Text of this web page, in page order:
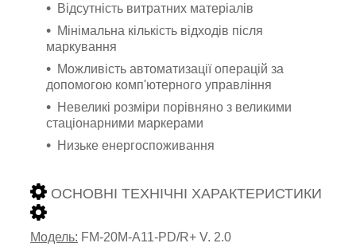
Відсутність витратних матеріалів
Мінімальна кількість відходів після
маркування
Можливість автоматизації операцій за
допомогою комп'ютерного управління
Невеликі розміри порівняно з великими
стаціонарними маркерами
Низьке енергоспоживання
ОСНОВНІ ТЕХНІЧНІ ХАРАКТЕРИСТИКИ
Модель: FM-20M-A11-PD/R+ V. 2.0